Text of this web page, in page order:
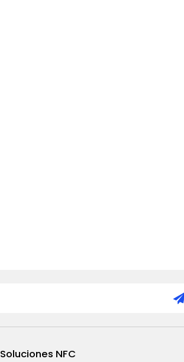
Soluciones NFC